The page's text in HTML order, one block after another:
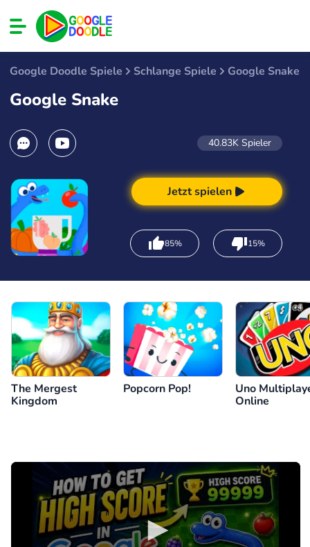
Google Doodle Spiele Schlange Spiele Google Snake
Google Snake
40.83K Spieler
Jetzt spielen
85% 15%
The Mergest
Kingdom
Popcorn Pop!
Uno
Online